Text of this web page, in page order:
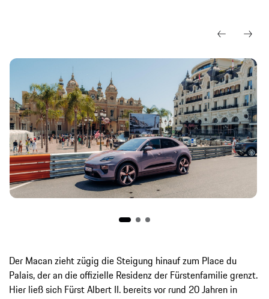
Der Macan zieht zügig die Steigung hinauf zum Place du
Palais, der an die offizielle Residenz der Fürstenfamilie grenzt.
Hier ließ sich Fürst Albert II. bereits vor rund 20 Jahren in